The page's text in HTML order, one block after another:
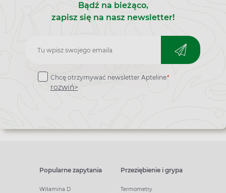
Bądź na bieżąco,
zapisz się na nasz newsletter!
Zapisz
do
newslettera
Chcę otrzymywać newsletter Apteline*
rozwiń>
Popularne zapytania
Witamina D
Przeziębienie i grypa
Termometry